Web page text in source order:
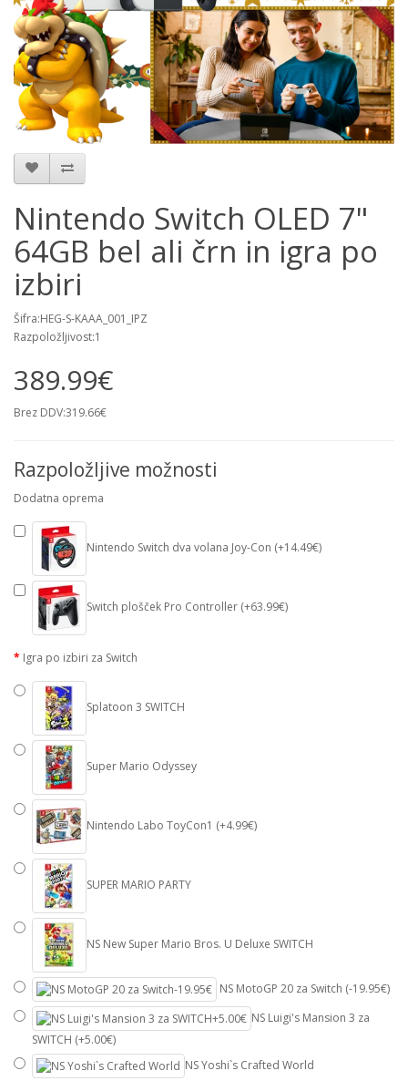
Nintendo Switch OLED 7"
64GB bel ali črn in igra po
izbiri
Šifra:HEG-S-KAAA_001_IPZ
Razpoložljivost:1
389.99€
Brez DDV:319.66€
Razpoložljive možnosti
Dodatna oprema
Nintendo Switch dva volana Joy-Con (+14.49€)
Switch plošček Pro Controller (+63.99€)
Igra po izbiri za Switch
Splatoon 3 SWITCH
Super Mario Odyssey
Nintendo Labo ToyCon1 (+4.99€)
SUPER MARIO PARTY
NS New Super Mario Bros. U Deluxe SWITCH
NS MotoGP 20 za Switch (-19.95€)
NS Luigi's Mansion 3 za
SWITCH (+5.00€)
NS Yoshi`s Crafted World